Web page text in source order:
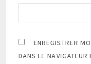
ENREGISTRER
DANS LE